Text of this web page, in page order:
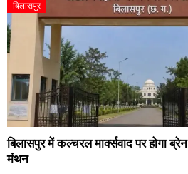
बिलासपुर
बिलासपुर में कल्चरल मार्क्सवाद पर होगा
मंथन